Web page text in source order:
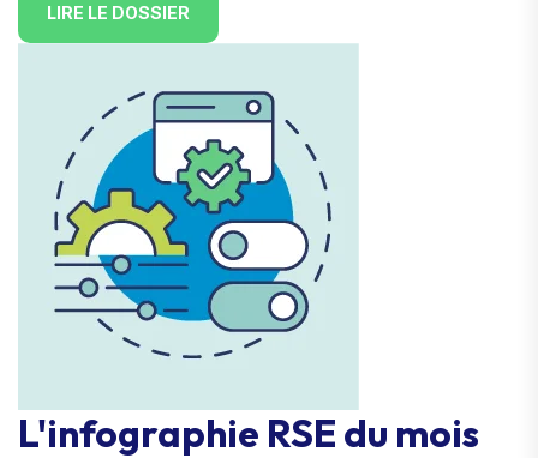
LIRE LE DOSSIER
L'infographie RSE du mois